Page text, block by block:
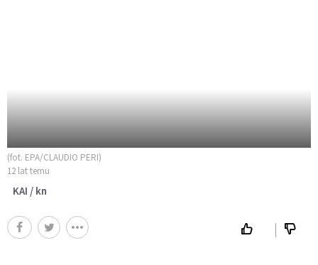
(fot. EPA/CLAUDIO PERI)
12 lat temu
KAI / kn